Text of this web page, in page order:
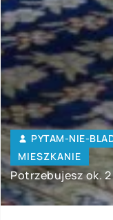
PYTAM-NIE-
MIESZKANIE
Potrzebujesz ok.